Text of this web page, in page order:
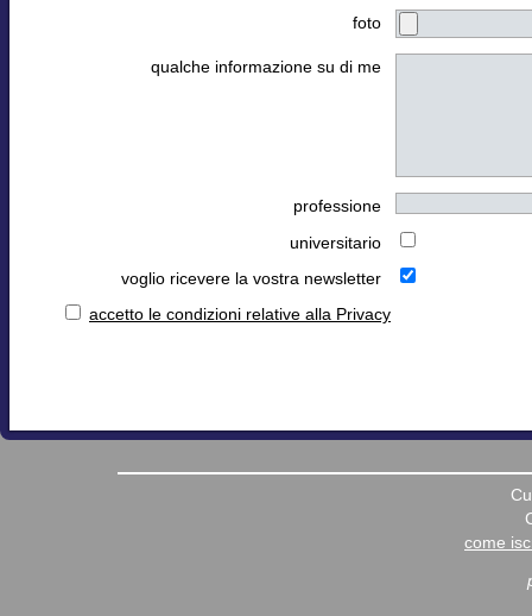
foto
qualche informazione su di me
professione
universitario
voglio ricevere la vostra newsletter
accetto le condizioni relative alla Privacy
come